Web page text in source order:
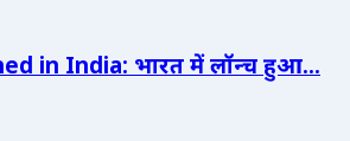
in India: भारत में लॉन्च हुआ...